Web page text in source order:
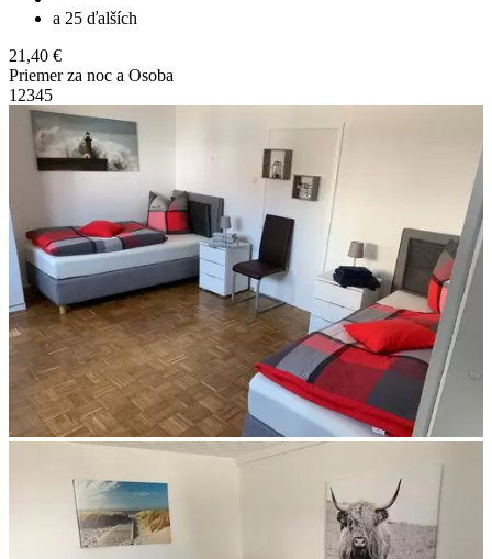
a 25 ďalších
21,40 €
Priemer za noc a Osoba
1 2345